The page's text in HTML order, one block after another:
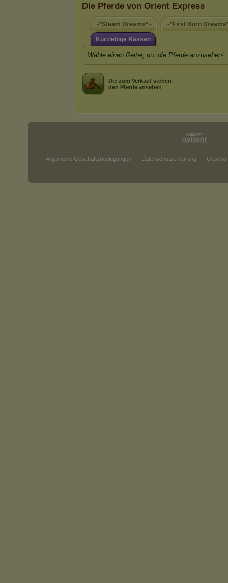
Die Pferde von Orient Express
~*Steam Dreams*~ ~*First Born
Kurzlebige Rassen
Wähle einen Reiter, um die Pferde anzusehen!
Die zum Verkauf stehen-
den Pferde ansehen
Allgemeine Geschäftsbedingungen Datenschutzerklärung